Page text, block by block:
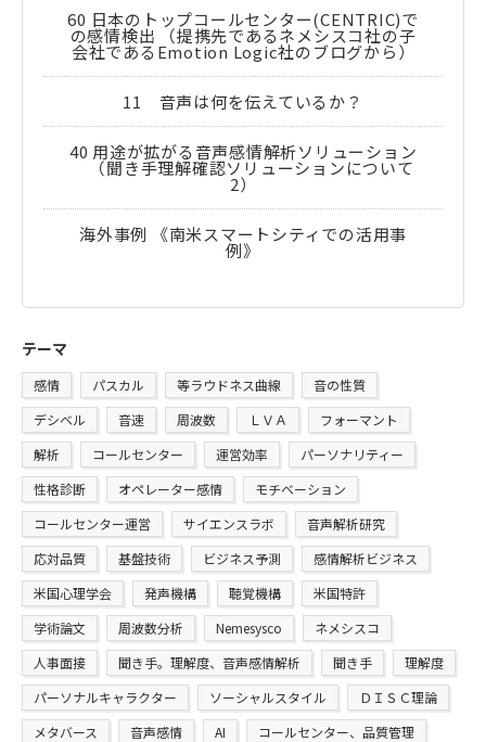
60 日本のトップコールセンター(CENTRIC)で
の感情検出 （提携先であるネメシスコ社の子
会社であるEmotion Logic社のブログから）
11 音声は何を伝えているか？
40 用途が拡がる音声感情解析ソリューション
（聞き手理解確認ソリューションについて
2）
海外事例 《南米スマートシティでの活用事
例》
テーマ
感情 パスカル 等ラウドネス曲線
音の性質
デシベル
音速 周波数 ＬＶＡ
フォーマント
解析
コールセンター 運営効率
パーソナリティー
性格診断
オペレーター感情
モチベーション
コールセンター運営
サイエンスラボ
音声解析研究
応対品質
基盤技術 ビジネス予測
感情解析ビジネス
米国心理学会
発声機構 聴覚機構
米国特許
学術論文
周波数分析 Nemesysco
ネメシスコ
人事面接
聞き手。理解度、音声感情解析 聞き手
理解度
パーソナルキャラクター
ソーシャルスタイル
ＤＩＳＣ理論
メタバース
音声感情 AI
コールセンター、品質管理